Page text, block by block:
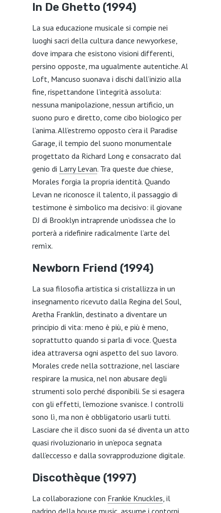
In De Ghetto (1994)
La sua educazione musicale si compie nei
luoghi sacri della cultura dance newyorkese,
dove impara che esistono visioni differenti,
persino opposte, ma ugualmente autentiche. Al
Loft, Mancuso suonava i dischi dall’inizio alla
fine, rispettandone l’integrità assoluta:
nessuna manipolazione, nessun artificio, un
suono puro e diretto, come cibo biologico per
l’anima. All’estremo opposto c’era il Paradise
Garage, il tempio del suono monumentale
progettato da Richard Long e consacrato dal
genio di Larry Levan. Tra queste due chiese,
Morales forgia la propria identità. Quando
Levan ne riconosce il talento, il passaggio di
testimone è simbolico ma decisivo: il giovane
DJ di Brooklyn intraprende un’odissea che lo
porterà a ridefinire radicalmente l’arte del
remìx.
Newborn Friend (1994)
La sua filosofia artistica si cristallizza in un
insegnamento ricevuto dalla Regina del Soul,
Aretha Franklin, destinato a diventare un
principio di vita: meno è più, e più è meno,
soprattutto quando si parla di voce. Questa
idea attraversa ogni aspetto del suo lavoro.
Morales crede nella sottrazione, nel lasciare
respirare la musica, nel non abusare degli
strumenti solo perché disponibili. Se si esagera
con gli effetti, l’emozione svanisce. I controlli
sono lì, ma non è obbligatorio usarli tutti.
Lasciare che il disco suoni da sé diventa un atto
quasi rivoluzionario in un’epoca segnata
dall’eccesso e dalla sovrapproduzione digitale.
Discothèque (1997)
La collaborazione con Frankie Knuckles, il
padrino della house music, assume i contorni